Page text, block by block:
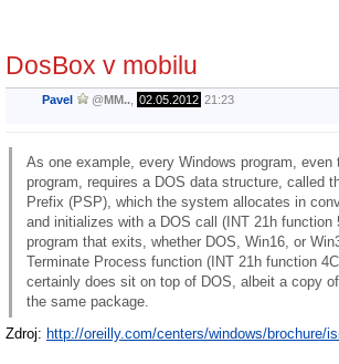
DosBox v mobilu
Pavel @MM.. 02.05.2012 21:23
As one example, every Windows program, even
program, requires a DOS data structure, called
Prefix (PSP), which the system allocates in
and initializes with a DOS call (INT 21h function
program that exits, whether DOS, Win16, or
Terminate Process function (INT 21h function
certainly does sit on top of DOS, albeit a copy
the same package.
Zdroj: http://oreilly.com/centers/windows/brochure/